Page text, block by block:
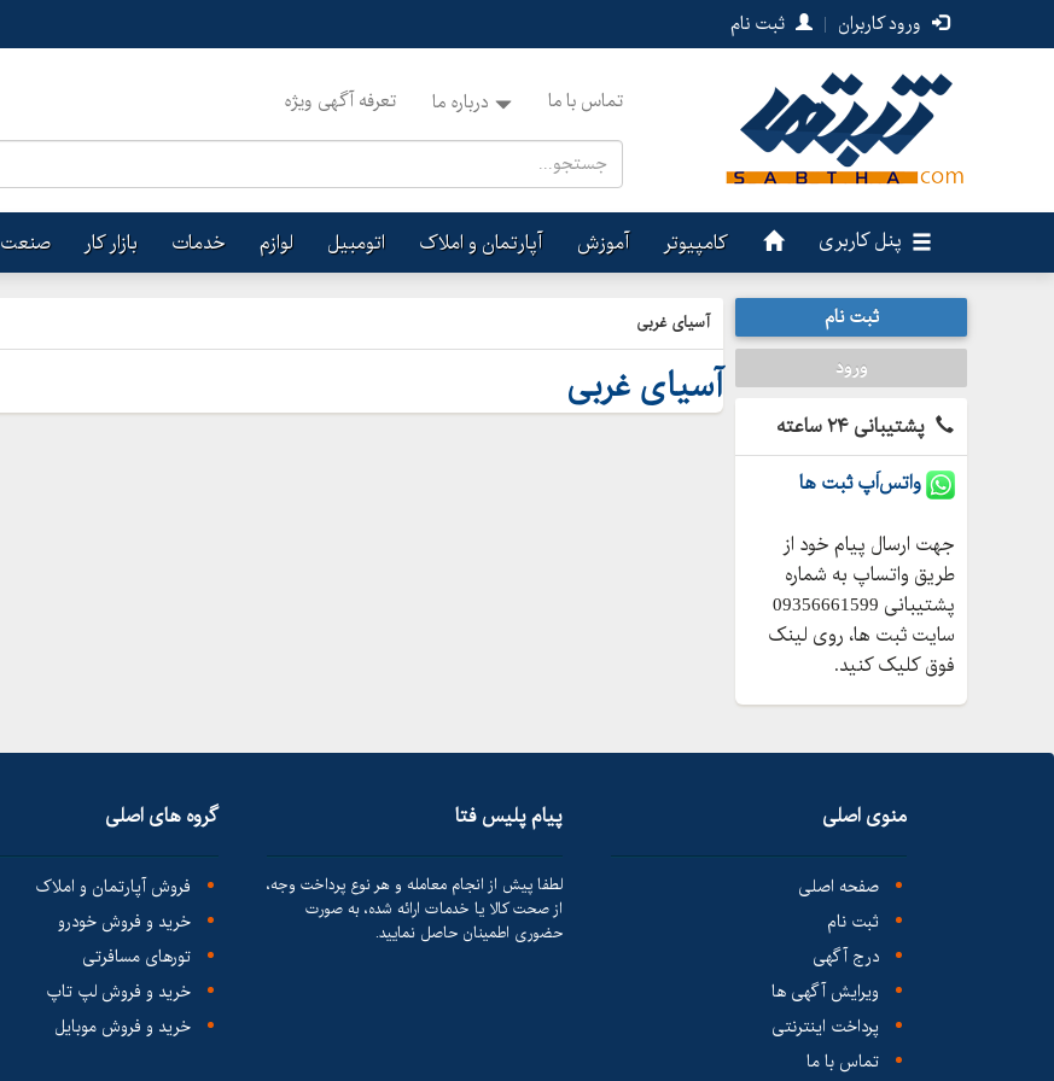
ورود کاربران | ثبت نام
تماس با ما درباره ما تعرفه آگهی ویژه
پنل کاربری کامپیوتر آموزش آپارتمان و املاک اتومبیل لوازم خدمات بازار کار صنعت
آسیای غربی
آسیای غربی
ثبت نام
ورود
پشتیبانی ۲۴ ساعته
واتس‌اَپ ثبت ها
جهت ارسال پیام خود از
طریق واتساپ به شماره
پشتیبانی 09356661599
سایت ثبت ها، روی لینک
فوق کلیک کنید.
منوی اصلی
صفحه اصلی
ثبت نام
درج آگهی
ویرایش آگهی ها
پرداخت اینترنتی
تماس با ما
پیام پلیس فتا
لطفا پیش از انجام معامله و هر نوع پرداخت وجه،
از صحت کالا یا خدمات ارائه شده، به صورت
حضوری اطمینان حاصل نمایید.
گروه های اصلی
فروش آپارتمان و املاک
خرید و فروش خودرو
تورهای مسافرتی
خرید و فروش لپ تاپ
خرید و فروش موبایل